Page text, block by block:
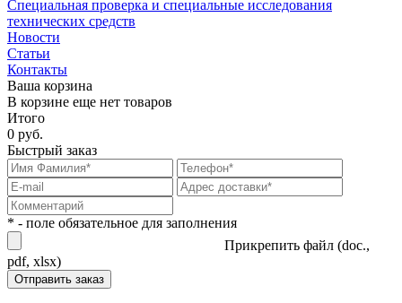
Специальная проверка и специальные исследования
технических средств
Новости
Статьи
Контакты
Ваша корзина
В корзине еще нет товаров
Итого
0 руб.
Быстрый заказ
* - поле обязательное для заполнения
Прикрепить файл (doc.,
pdf, xlsx)